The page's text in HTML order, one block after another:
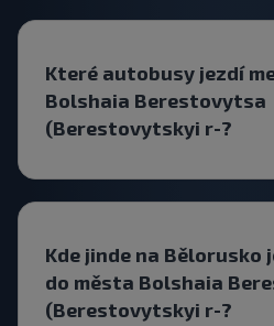
Které autobusy jezdí
Bolshaia Berestovytsa
(Berestovytskyi r-?
Kde jinde na Bělorusko
do města Bolshaia
(Berestovytskyi r-?